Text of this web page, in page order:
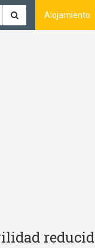
Alojamiento